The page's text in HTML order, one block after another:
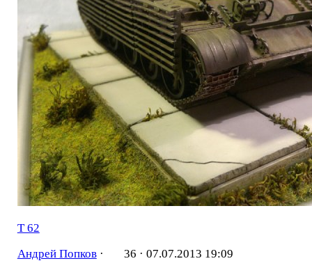
Т 62
Андрей Попков· 36 · 07.07.2013 19:09